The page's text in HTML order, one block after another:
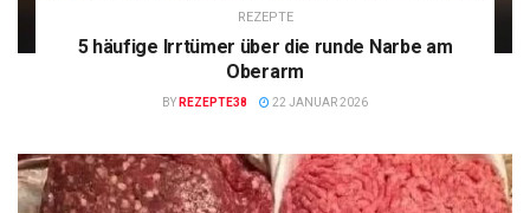
REZEPTE
5 häufige Irrtümer über die runde Narbe am
Oberarm
BY REZEPTE38 22 JANUAR 2026